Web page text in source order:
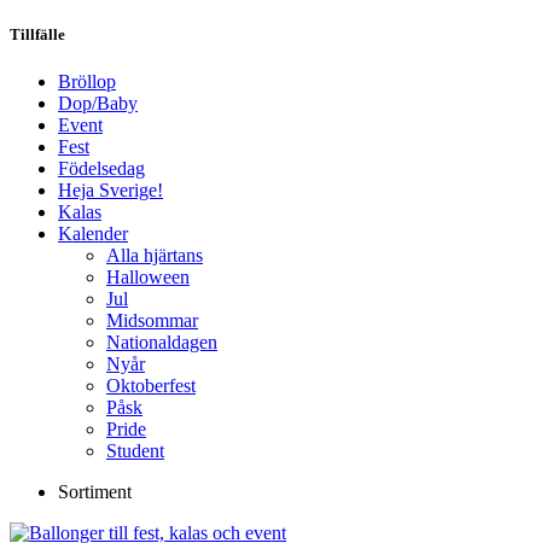
Tillfälle
Bröllop
Dop/Baby
Event
Fest
Födelsedag
Heja Sverige!
Kalas
Kalender
Alla hjärtans
Halloween
Jul
Midsommar
Nationaldagen
Nyår
Oktoberfest
Påsk
Pride
Student
Sortiment